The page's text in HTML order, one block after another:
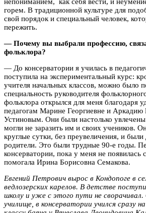
горем. В традиционной культуре для
свой порядок и специальный человек,
пережить.
— Почему вы выбрали профессию,
фольклора?
— До консерватории я училась в
поступила на экспериментальный курс:
учителя начальных классов, можно было
специальность руководителя
фольклора открылся для меня благодаря
педагогам Марине Георгиевне и Аркадию
Устиновым. Они были настолько
могли не заразить им и своих учеников.
круглые сутки, без преувеличения, и
родители. Это были трудные 90-е годы.
консерватории, пока у меня не появилась
помогала Ирина Борисовна Семакова.
Евгений Петрович вырос в Кондопоге в
ведлозерских карелов. В детстве
школу и уже с этого пути не сворачивал.
училище, в консерватории учился сразу